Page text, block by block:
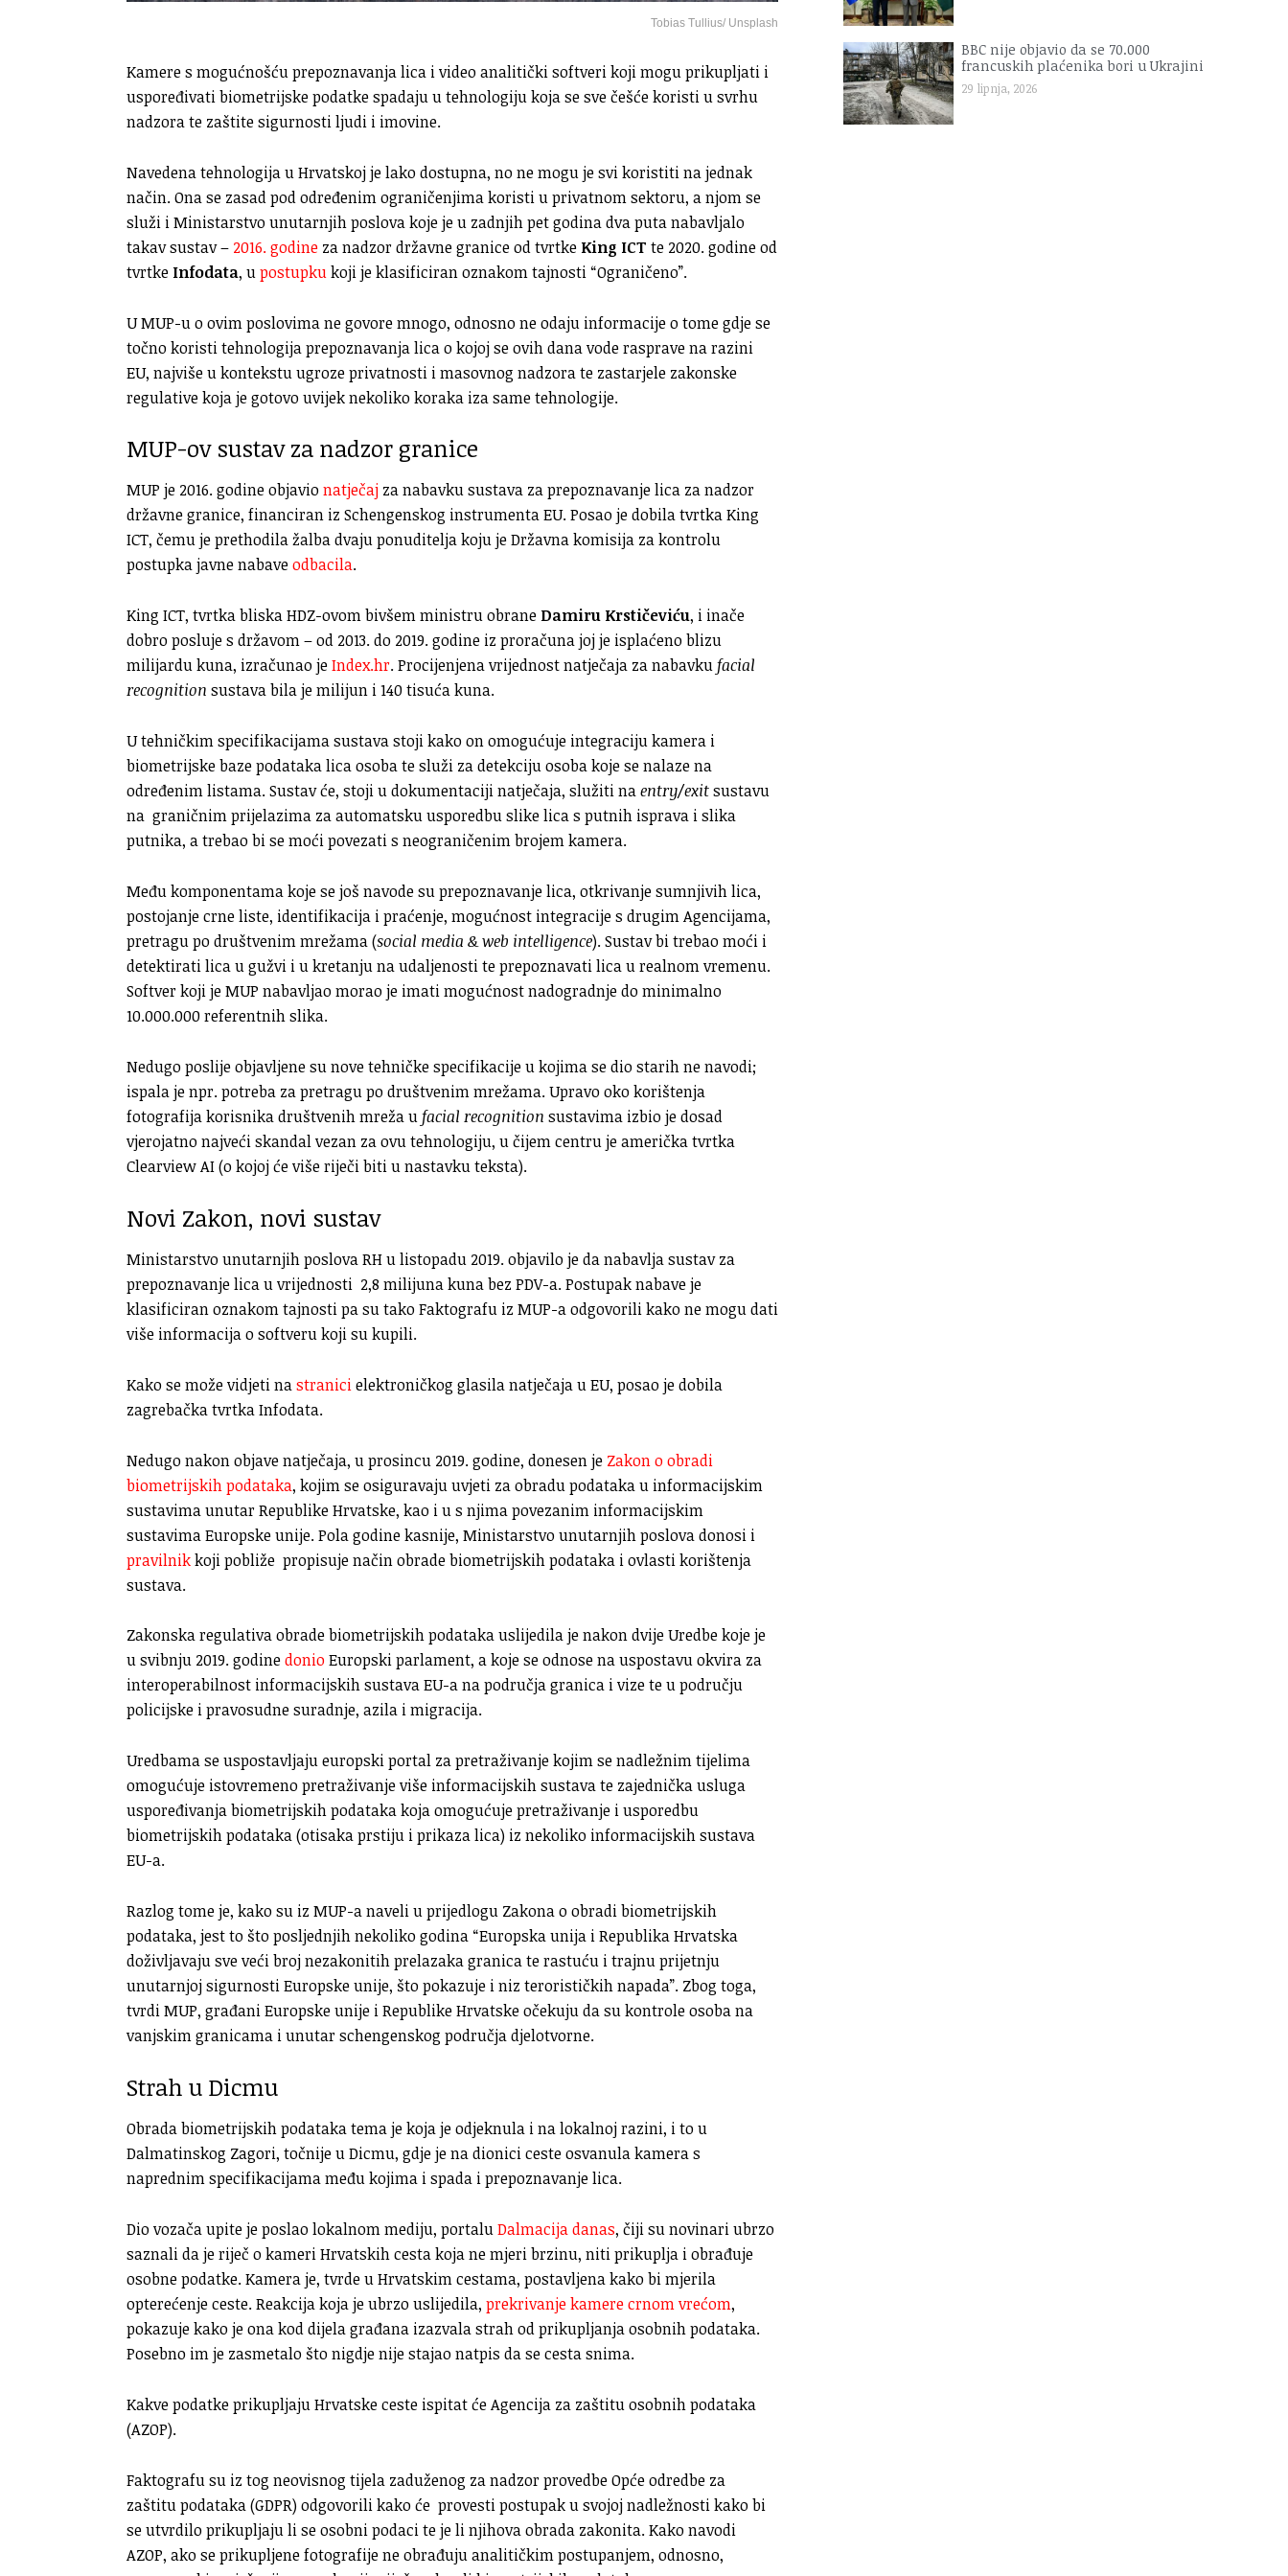
Tobias Tullius/ Unsplash
Kamere s mogućnošću prepoznavanja lica i video analitički softveri koji mogu prikupljati i
uspoređivati biometrijske podatke spadaju u tehnologiju koja se sve češće koristi u svrhu
nadzora te zaštite sigurnosti ljudi i imovine.
Navedena tehnologija u Hrvatskoj je lako dostupna, no ne mogu je svi koristiti na jednak
način. Ona se zasad pod određenim ograničenjima koristi u privatnom sektoru, a njom se
služi i Ministarstvo unutarnjih poslova koje je u zadnjih pet godina dva puta nabavljalo
takav sustav – 2016. godine za nadzor državne granice od tvrtke King ICT te 2020. godine od
tvrtke Infodata, upostupkukoji je klasificiran oznakom tajnosti “Ograničeno”.
U MUP-u o ovim poslovima ne govore mnogo, odnosno ne odaju informacije o tome gdje se
točno koristi tehnologija prepoznavanja lica o kojoj se ovih dana vode rasprave na razini
EU, najviše u kontekstu ugroze privatnosti i masovnog nadzora te zastarjele zakonske
regulative koja je gotovo uvijek nekoliko koraka iza same tehnologije.
MUP-ov sustav za nadzor granice
MUP je 2016. godine objavionatječaj za nabavku sustava za prepoznavanje lica za nadzor
državne granice, financiran iz Schengenskog instrumenta EU. Posao je dobila tvrtka King
ICT, čemu je prethodila žalba dvaju ponuditelja koju je Državna komisija za kontrolu
postupka javne nabaveodbacila.
King ICT, tvrtka bliska HDZ-ovom bivšem ministru obrane Damiru Krstičeviću, i inače
dobro posluje s državom – od 2013. do 2019. godine iz proračuna joj je isplaćeno blizu
milijardu kuna, izračunao jeIndex.hr. Procijenjena vrijednost natječaja za nabavkufacial
recognition sustava bila je milijun i 140 tisuća kuna.
U tehničkim specifikacijama sustava stoji kako on omogućuje integraciju kamera i
biometrijske baze podataka lica osoba te služi za detekciju osoba koje se nalaze na
određenim listama. Sustav će, stoji u dokumentaciji natječaja, služiti naentry/exitsustavu
na graničnim prijelazima za automatsku usporedbu slike lica s putnih isprava i slika
putnika, a trebao bi se moći povezati s neograničenim brojem kamera.
Među komponentama koje se još navode su prepoznavanje lica, otkrivanje sumnjivih lica,
postojanje crne liste, identifikacija i praćenje, mogućnost integracije s drugim Agencijama,
pretragu po društvenim mrežama (social media & web intelligence). Sustav bi trebao moći i
detektirati lica u gužvi i u kretanju na udaljenosti te prepoznavati lica u realnom vremenu.
Softver koji je MUP nabavljao morao je imati mogućnost nadogradnje do minimalno
10.000.000 referentnih slika.
Nedugo poslije objavljene su nove tehničke specifikacije u kojima se dio starih ne navodi;
ispala je npr. potreba za pretragu po društvenim mrežama. Upravo oko korištenja
fotografija korisnika društvenih mreža ufacial recognition sustavima izbio je dosad
vjerojatno najveći skandal vezan za ovu tehnologiju, u čijem centru je američka tvrtka
Clearview AI (o kojoj će više riječi biti u nastavku teksta).
Novi Zakon, novi sustav
Ministarstvo unutarnjih poslova RH u listopadu 2019. objavilo je da nabavlja sustav za
prepoznavanje lica u vrijednosti 2,8 milijuna kuna bez PDV-a. Postupak nabave je
klasificiran oznakom tajnosti pa su tako Faktografu iz MUP-a odgovorili kako ne mogu dati
više informacija o softveru koji su kupili.
Kako se može vidjeti nastranicielektroničkog glasila natječaja u EU, posao je dobila
zagrebačka tvrtka Infodata.
Nedugo nakon objave natječaja, u prosincu 2019. godine, donesen je Zakon o obradi
biometrijskih podataka, kojim se osiguravaju uvjeti za obradu podataka u informacijskim
sustavima unutar Republike Hrvatske, kao i u s njima povezanim informacijskim
sustavima Europske unije. Pola godine kasnije, Ministarstvo unutarnjih poslova donosi i
pravilnikkoji pobliže propisuje način obrade biometrijskih podataka i ovlasti korištenja
sustava.
Zakonska regulativa obrade biometrijskih podataka uslijedila je nakon dvije Uredbe koje je
u svibnju 2019. godinedonioEuropski parlament, a koje se odnose na uspostavu okvira za
interoperabilnost informacijskih sustava EU-a na područja granica i vize te u području
policijske i pravosudne suradnje, azila i migracija.
Uredbama se uspostavljaju europski portal za pretraživanje kojim se nadležnim tijelima
omogućuje istovremeno pretraživanje više informacijskih sustava te zajednička usluga
uspoređivanja biometrijskih podataka koja omogućuje pretraživanje i usporedbu
biometrijskih podataka (otisaka prstiju i prikaza lica) iz nekoliko informacijskih sustava
EU-a.
Razlog tome je, kako su iz MUP-a naveli u prijedlogu Zakona o obradi biometrijskih
podataka, jest to što posljednjih nekoliko godina “Europska unija i Republika Hrvatska
doživljavaju sve veći broj nezakonitih prelazaka granica te rastuću i trajnu prijetnju
unutarnjoj sigurnosti Europske unije, što pokazuje i niz terorističkih napada”. Zbog toga,
tvrdi MUP, građani Europske unije i Republike Hrvatske očekuju da su kontrole osoba na
vanjskim granicama i unutar schengenskog područja djelotvorne.
Strah u Dicmu
Obrada biometrijskih podataka tema je koja je odjeknula i na lokalnoj razini, i to u
Dalmatinskog Zagori, točnije u Dicmu, gdje je na dionici ceste osvanula kamera s
naprednim specifikacijama među kojima i spada i prepoznavanje lica.
Dio vozača upite je poslao lokalnom mediju, portaluDalmacija danas, čiji su novinari ubrzo
saznali da je riječ o kameri Hrvatskih cesta koja ne mjeri brzinu, niti prikuplja i obrađuje
osobne podatke. Kamera je, tvrde u Hrvatskim cestama, postavljena kako bi mjerila
opterećenje ceste. Reakcija koja je ubrzo uslijedila, prekrivanje kamere crnom vrećom,
pokazuje kako je ona kod dijela građana izazvala strah od prikupljanja osobnih podataka.
Posebno im je zasmetalo što nigdje nije stajao natpis da se cesta snima.
Kakve podatke prikupljaju Hrvatske ceste ispitat će Agencija za zaštitu osobnih podataka
(AZOP).
Faktografu su iz tog neovisnog tijela zaduženog za nadzor provedbe Opće odredbe za
zaštitu podataka (GDPR) odgovorili kako će provesti postupak u svojoj nadležnosti kako bi
se utvrdilo prikupljaju li se osobni podaci te je li njihova obrada zakonita. Kako navodi
AZOP, ako se prikupljene fotografije ne obrađuju analitičkim postupanjem, odnosno,
BBC nije objavio da se 70.000
francuskih plaćenika bori u Ukrajini
29 lipnja, 2026